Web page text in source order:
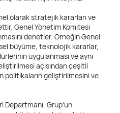
olarak stratejik kararları ve
Genel Yönetim Komitesi
denetler. Örneğin Genel
büyüme, teknolojik kararlar,
uygulanması ve aynı
açısından çeşitli
politikaların geliştirilmesini ve
Departmanı, Grup'un